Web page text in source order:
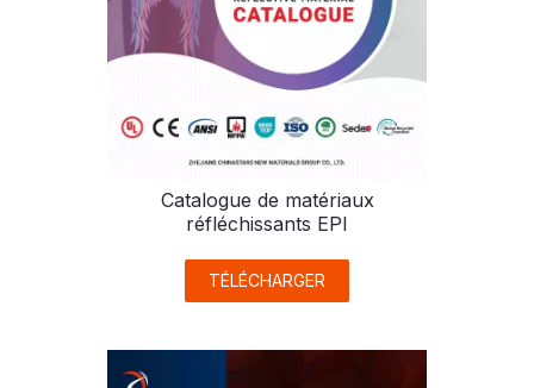
Catalogue de matériaux
réfléchissants EPI
TÉLÉCHARGER